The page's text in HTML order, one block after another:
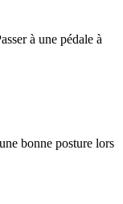
à une pédale à
bonne posture lors